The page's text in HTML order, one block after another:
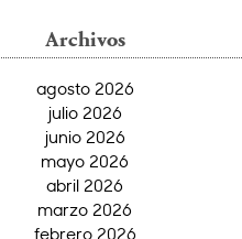
Archivos
agosto 2026
julio 2026
junio 2026
mayo 2026
abril 2026
marzo 2026
febrero 2026